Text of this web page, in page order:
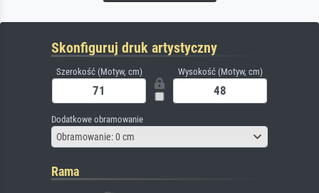
Skonfiguruj druk artystyczny
Szerokość (Motyw, cm) Wysokość (Motyw, cm)
Dodatkowe obramowanie
Obramowanie: 0 cm
Rama